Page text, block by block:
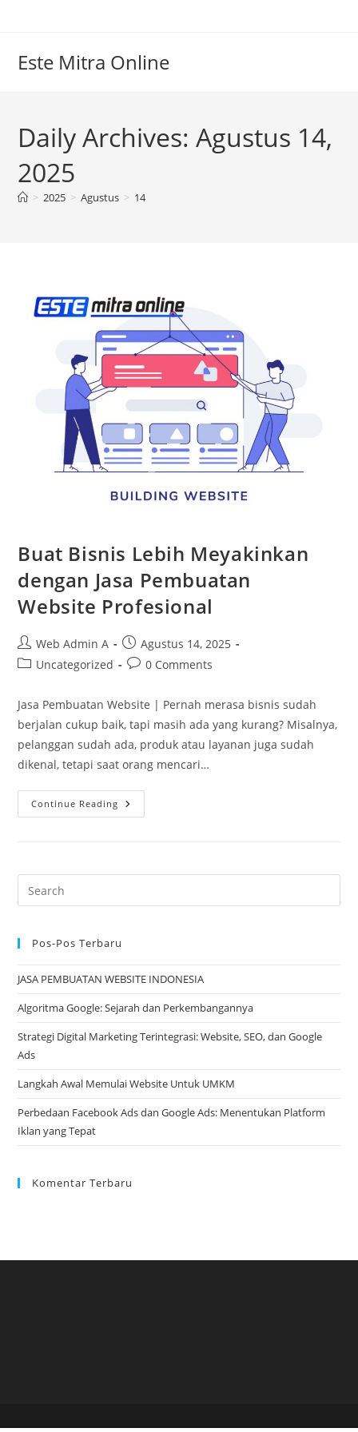
Este Mitra Online
Daily Archives: Agustus 14,
2025
> 2025 > Agustus > 14
Buat Bisnis Lebih Meyakinkan
dengan Jasa Pembuatan
Website Profesional
Post
author:
Web Admin A
Post
published:
Agustus 14, 2025
PostUncategorized
Post0 Comments
Jasa Pembuatan Website | Pernah merasa bisnis sudah
berjalan cukup baik, tapi masih ada yang kurang? Misalnya,
pelanggan sudah ada, produk atau layanan juga sudah
dikenal, tetapi saat orang mencari…
Continue Reading Buat
Bisnis
Pembuatan
Pos-Pos Terbaru
JASA PEMBUATAN WEBSITE INDONESIA
Algoritma Google: Sejarah dan Perkembangannya
Strategi Digital Marketing Terintegrasi: Website, SEO, dan Google
Ads
Langkah Awal Memulai Website Untuk UMKM
Perbedaan Facebook Ads dan Google Ads: Menentukan Platform
Iklan yang Tepat
Komentar Terbaru